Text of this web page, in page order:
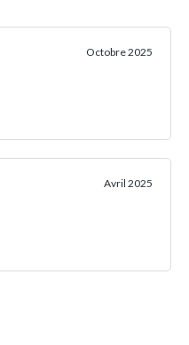
Octobre 2025
Avril 2025